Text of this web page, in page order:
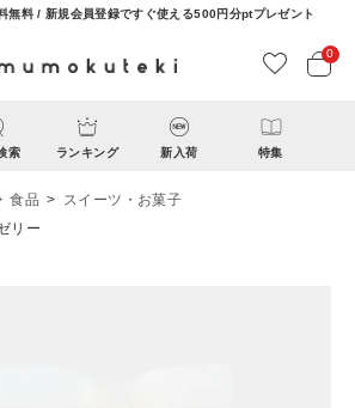
無料 / 新規会員登録ですぐ使える500円分ptプレゼント
0
索 ランキング 新入荷 特集
食品
スイーツ・お菓子
リー